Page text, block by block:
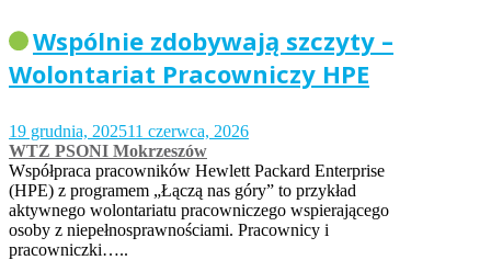
Wspólnie zdobywają szczyty –
Wolontariat Pracowniczy HPE
19 grudnia, 202511 czerwca, 2026
WTZ PSONI Mokrzeszów
Współpraca pracowników Hewlett Packard Enterprise
(HPE) z programem „Łączą nas góry” to przykład
aktywnego wolontariatu pracowniczego wspierającego
osoby z niepełnosprawnościami. Pracownicy i
pracowniczki…..